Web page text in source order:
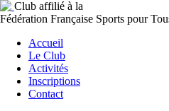
Club affilié à la
Fédération Française Sports pour
Accueil
Le Club
Activités
Inscriptions
Contact